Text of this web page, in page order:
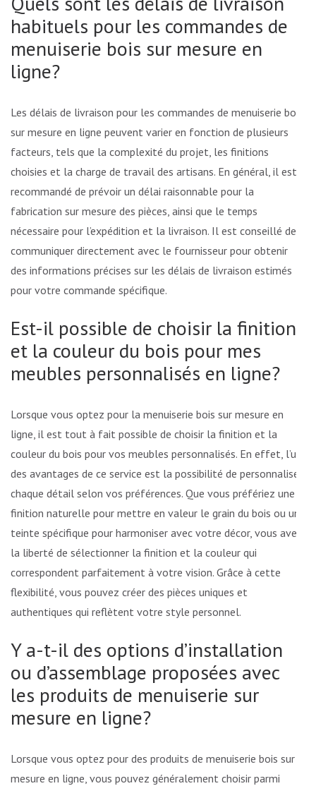
habituels pour les commandes de
menuiserie bois sur mesure en
ligne?
Les délais de livraison pour les commandes de menuiserie bois
sur mesure en ligne peuvent varier en fonction de plusieurs
facteurs, tels que la complexité du projet, les finitions
choisies et la charge de travail des artisans. En général, il est
recommandé de prévoir un délai raisonnable pour la
fabrication sur mesure des pièces, ainsi que le temps
nécessaire pour l’expédition et la livraison. Il est conseillé de
communiquer directement avec le fournisseur pour obtenir
des informations précises sur les délais de livraison estimés
pour votre commande spécifique.
Est-il possible de choisir la finition
et la couleur du bois pour mes
meubles personnalisés en ligne?
Lorsque vous optez pour la menuiserie bois sur mesure en
ligne, il est tout à fait possible de choisir la finition et la
couleur du bois pour vos meubles personnalisés. En effet, l’un
des avantages de ce service est la possibilité de personnaliser
chaque détail selon vos préférences. Que vous préfériez une
finition naturelle pour mettre en valeur le grain du bois ou une
teinte spécifique pour harmoniser avec votre décor, vous avez
la liberté de sélectionner la finition et la couleur qui
correspondent parfaitement à votre vision. Grâce à cette
flexibilité, vous pouvez créer des pièces uniques et
authentiques qui reflètent votre style personnel.
Y a-t-il des options d’installation
ou d’assemblage proposées avec
les produits de menuiserie sur
mesure en ligne?
Lorsque vous optez pour des produits de menuiserie bois sur
mesure en ligne, vous pouvez généralement choisir parmi